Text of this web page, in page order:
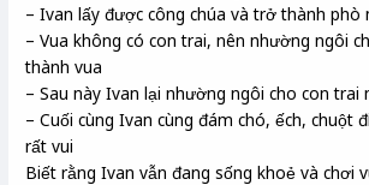
– Ivan lấy được công chúa và trở thành phò
– Vua không có con trai, nên nhường ngôi
thành vua
– Sau này Ivan lại nhường ngôi cho con trai
– Cuối cùng Ivan cùng đám chó, ếch, chuột
rất vui
Biết rằng Ivan vẫn đang sống khoẻ và chơi